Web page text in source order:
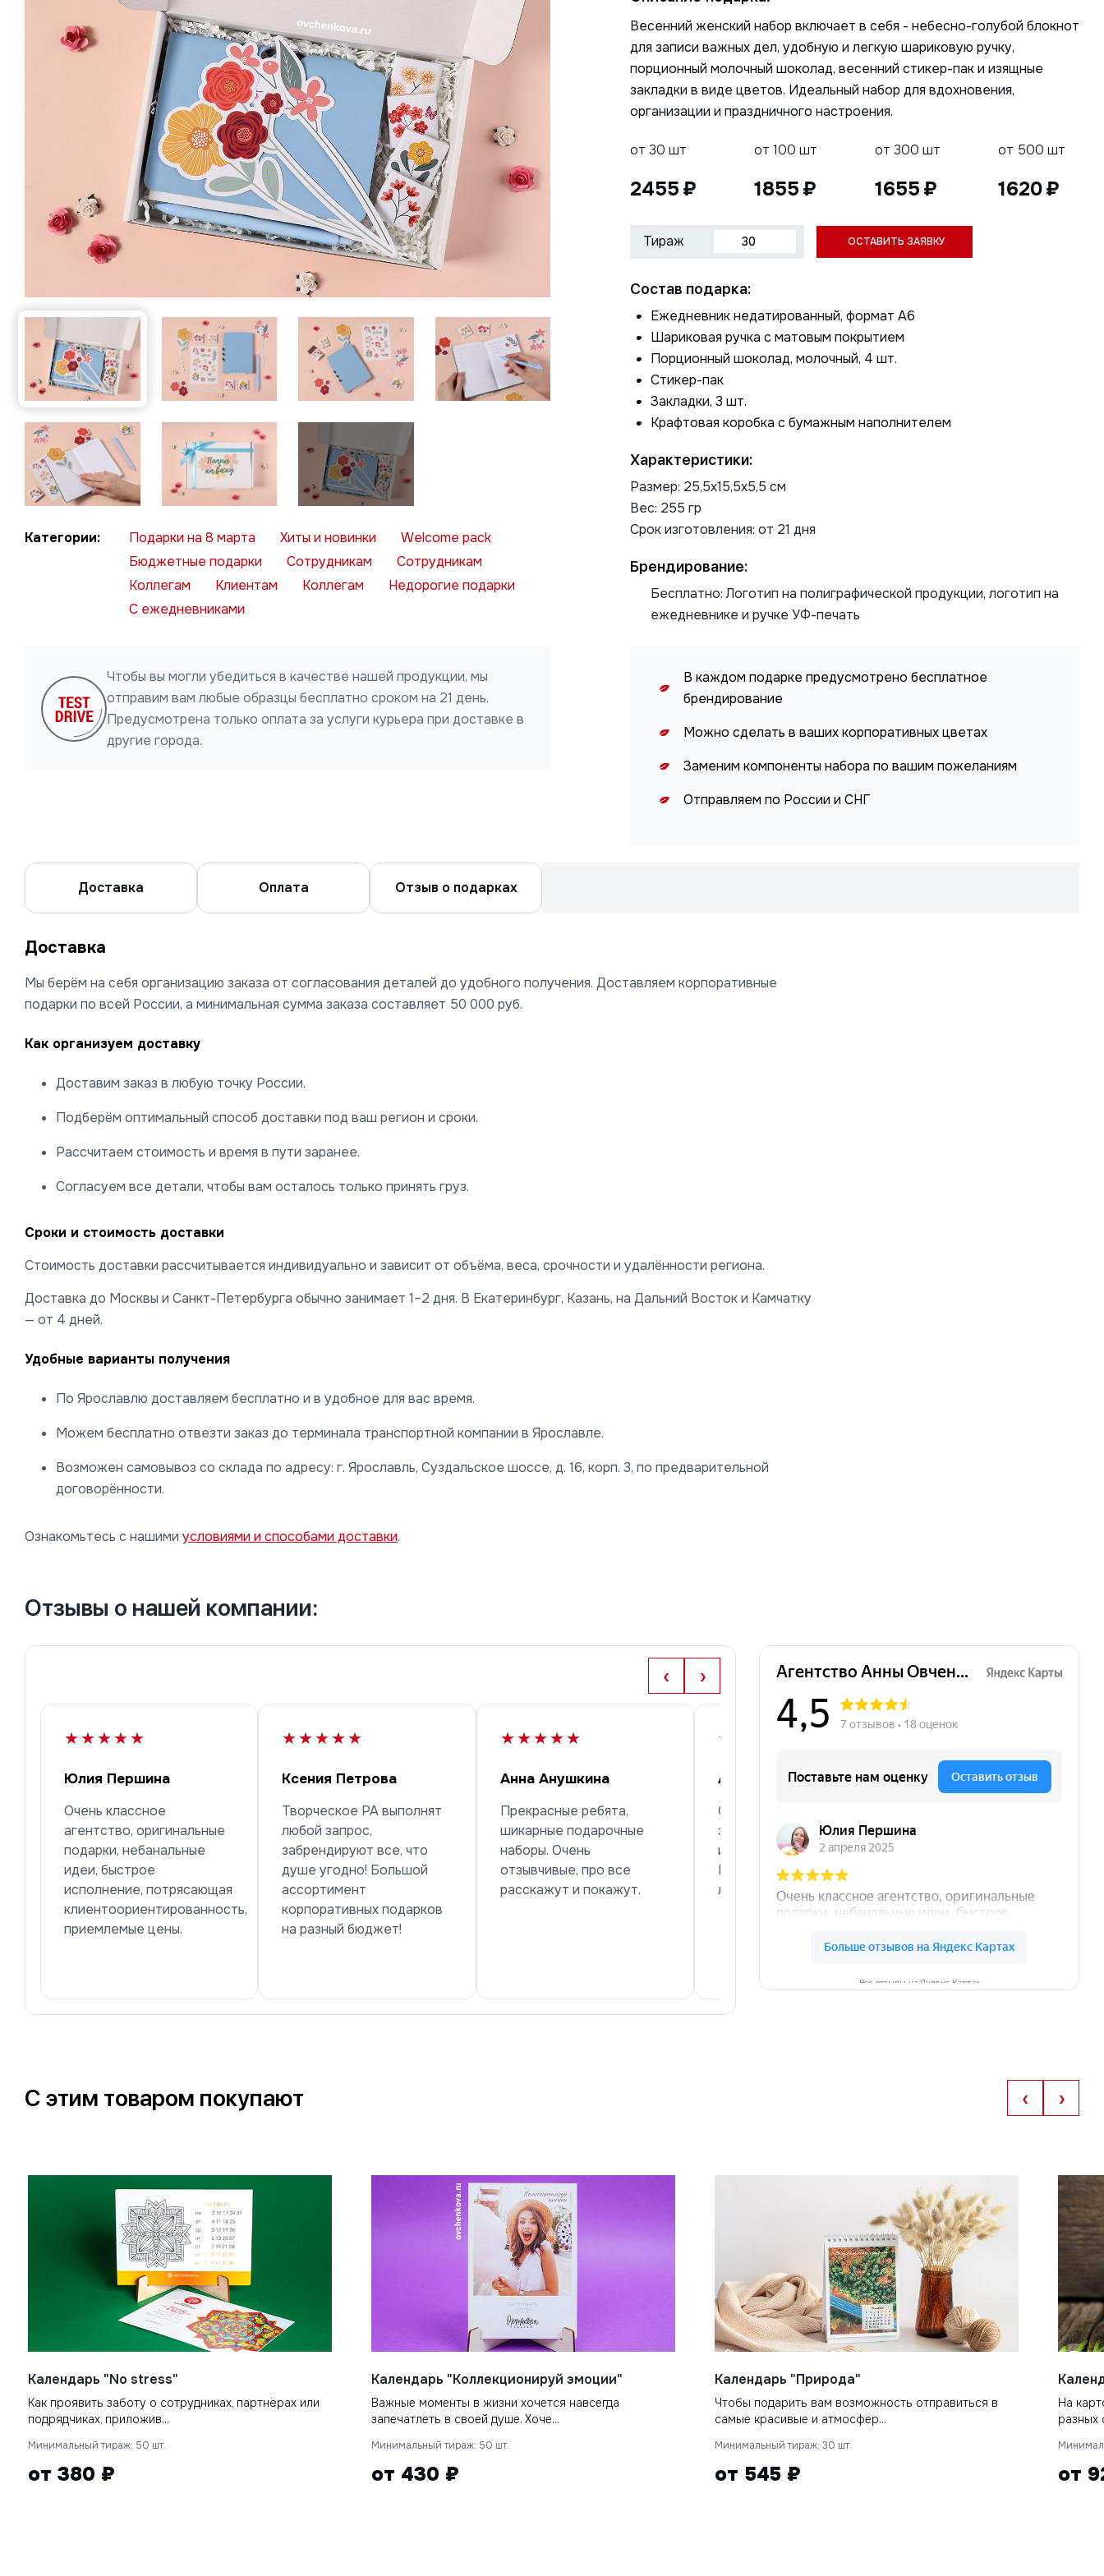
Подарки на 8 марта Хиты и новинки
Welcome pack
Бюджетные подарки
Сотрудникам
Сотрудникам
Коллегам
Клиентам Коллегам
Недорогие подарки
С ежедневниками
Чтобы вы могли убедиться в качестве нашей продукции, мы
отправим вам любые образцы бесплатно сроком на 21 день.
Предусмотрена только оплата за услуги курьера при доставке в
другие города.
Весенний женский набор включает в себя - небесно-голубой блокнот
для записи важных дел, удобную и легкую шариковую ручку,
порционный молочный шоколад, весенний стикер-пак и изящные
закладки в виде цветов. Идеальный набор для вдохновения,
организации и праздничного настроения.
от 30 шт
2455
от 100 шт
1855
от 300 шт
1655
от 500 шт
1620
Состав подарка:
Ежедневник недатированный, формат А6
Шариковая ручка с матовым покрытием
Порционный шоколад, молочный, 4 шт.
Стикер-пак
Закладки, 3 шт.
Крафтовая коробка с бумажным наполнителем
Характеристики:
Размер: 25,5х15,5х5,5 см
Вес: 255 гр
Срок изготовления: от 21 дня
Брендирование:
Бесплатно: Логотип на полиграфической продукции, логотип на
ежедневнике и ручке УФ-печать
В каждом подарке предусмотрено бесплатное
брендирование
Можно сделать в ваших корпоративных цветах
Заменим компоненты набора по вашим пожеланиям
Отправляем по России и СНГ
Доставка Оплата Отзыв о подарках
Доставка
Мы берём на себя организацию заказа от согласования деталей до удобного получения. Доставляем корпоративные
подарки по всей России, а минимальная сумма заказа составляет 50 000 руб.
Как организуем доставку
Доставим заказ в любую точку России.
Подберём оптимальный способ доставки под ваш регион и сроки.
Рассчитаем стоимость и время в пути заранее.
Согласуем все детали, чтобы вам осталось только принять груз.
Сроки и стоимость доставки
Стоимость доставки рассчитывается индивидуально и зависит от объёма, веса, срочности и удалённости региона.
Доставка до Москвы и Санкт-Петербурга обычно занимает 1–2 дня. В Екатеринбург, Казань, на Дальний Восток и Камчатку
— от 4 дней.
Удобные варианты получения
По Ярославлю доставляем бесплатно и в удобное для вас время.
Можем бесплатно отвезти заказ до терминала транспортной компании в Ярославле.
Возможен самовывоз со склада по адресу: г. Ярославль, Суздальское шоссе, д. 16, корп. 3, по предварительной
договорённости.
Ознакомьтесь с нашими условиями и способами доставки.
Отзывы о нашей компании:
‹ ›
★★★★★
Юлия Першина
Очень классное
агентство, оригинальные
подарки, небанальные
идеи, быстрое
исполнение, потрясающая
клиентоориентированность,
приемлемые цены.
★★★★★
Ксения Петрова
Творческое РА выполнят
любой запрос,
забрендируют все, что
душе угодно! Большой
ассортимент
корпоративных подарков
на разный бюджет!
★★★★★
Анна Анушкина
Прекрасные ребята,
шикарные подарочные
наборы. Очень
отзывчивые, про все
расскажут и покажут.
★★★★★
Артур
Обратились в агенство с
задачей сделать классный
и креативный мерч!
Ребята ! Вы просто
лучшие
Все отзывы на Яндекс Картах
С этим товаром покупают ‹ ›
Календарь "No stress"
Как проявить заботу о сотрудниках, партнёрах или
подрядчиках, приложив...
Минимальный тираж: 50 шт.
от 380 ₽
Календарь "Коллекционируй эмоции"
Важные моменты в жизни хочется навсегда
запечатлеть в своей душе. Хоче...
Минимальный тираж: 50 шт.
от 430 ₽
Календарь "Природа"
Чтобы подарить вам возможность отправиться в
самые красивые и атмосфер...
Минимальный тираж: 30 шт.
от 545 ₽
На
разных
от
согласие на обработку
персональных данных
ОТПРАВИТЬ
персональных данных